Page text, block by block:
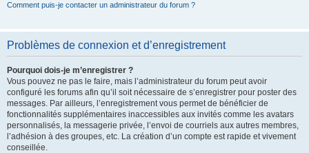
Comment puis-je contacter un administrateur du forum ?
Problèmes de connexion et d’enregistrement
Pourquoi dois-je m’enregistrer ?
Vous pouvez ne pas le faire, mais l’administrateur du forum peut avoir
configuré les forums afin qu’il soit nécessaire de s’enregistrer pour poster des
messages. Par ailleurs, l’enregistrement vous permet de bénéficier de
fonctionnalités supplémentaires inaccessibles aux invités comme les avatars
personnalisés, la messagerie privée, l’envoi de courriels aux autres membres,
l’adhésion à des groupes, etc. La création d’un compte est rapide et vivement
conseillée.